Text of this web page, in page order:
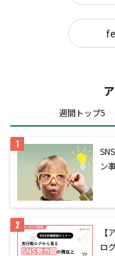
週間トップ5
ン
ロ